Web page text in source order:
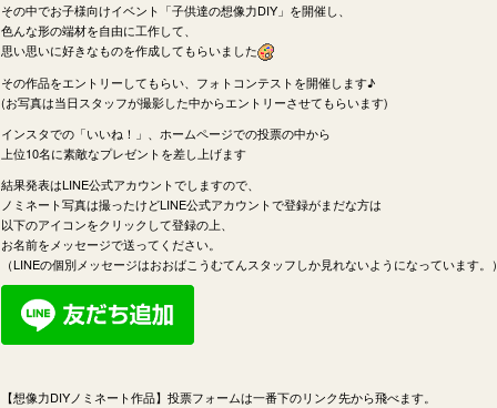
その中でお子様向けイベント「子供達の想像力DIY」を開催し、
色んな形の端材を自由に工作して、
思い思いに好きなものを作成してもらいました
その作品をエントリーしてもらい、フォトコンテストを開催します♪
(お写真は当日スタッフが撮影した中からエントリーさせてもらいます)
インスタでの「いいね！」、ホームページでの投票の中から
上位10名に素敵なプレゼントを差し上げます
結果発表はLINE公式アカウントでしますので、
ノミネート写真は撮ったけどLINE公式アカウントで登録がまだな方は
以下のアイコンをクリックして登録の上、
お名前をメッセージで送ってください。
（LINEの個別メッセージはおおばこうむてんスタッフしか見れないようになっています。）
【想像力DIYノミネート作品】投票フォームは一番下のリンク先から飛べます。